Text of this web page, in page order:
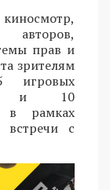
прав и
зрителям
и 10
в рамках
встречи с